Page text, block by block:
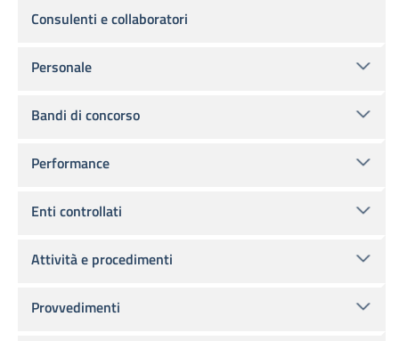
Consulenti e collaboratori
Personale
Bandi di concorso
Performance
Enti controllati
Attività e procedimenti
Provvedimenti